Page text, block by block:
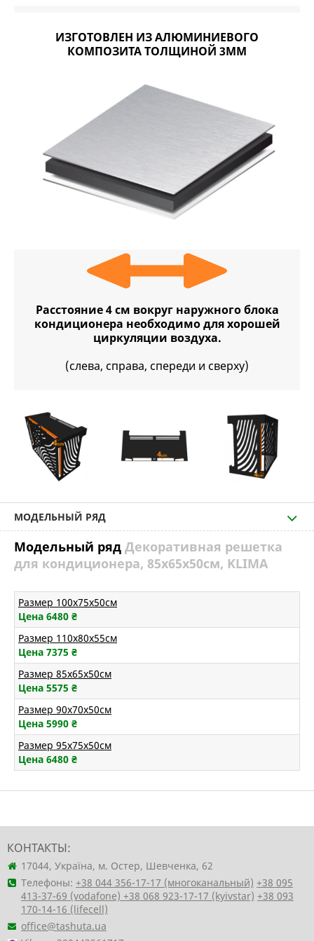
ИЗГОТОВЛЕН ИЗ АЛЮМИНИЕВОГО
КОМПОЗИТА ТОЛЩИНОЙ 3ММ
Расстояние 4 см вокруг наружного блока
кондиционера необходимо для хорошей
циркуляции воздуха.
(слева, справа, спереди и сверху)
МОДЕЛЬНЫЙ РЯД
Модельный ряд Декоративная решетка
для кондиционера, 85х65х50см, KLIMA
Размер 100х75х50см
Цена 6480 ₴
Размер 110х80х55см
Цена 7375 ₴
Размер 85х65х50см
Цена 5575 ₴
Размер 90х70х50см
Цена 5990 ₴
Размер 95х75х50см
Цена 6480 ₴
КОНТАКТЫ:
17044, Україна, м. Остер, Шевченка, 62
Телефоны: +38 044 356-17-17 (многоканальный) +38 095
413-37-69 (vodafone) +38 068 923-17-17 (kyivstar) +38 093
170-14-16 (lifecell)
office@tashuta.ua